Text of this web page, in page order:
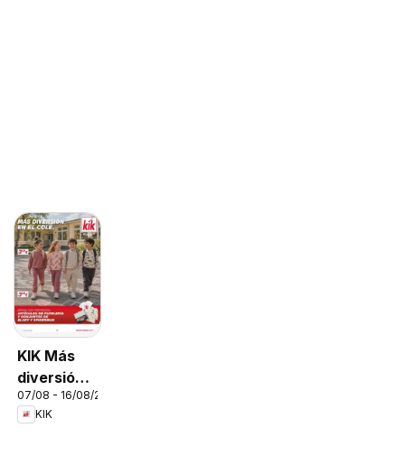
KIK Más
diversión
en el cole
07/08 - 16/08/2026
KIK